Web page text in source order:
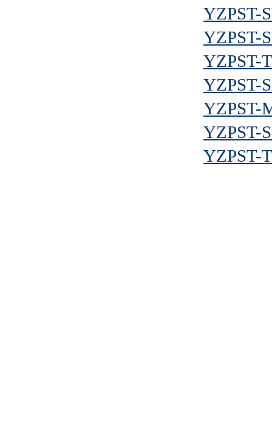
YZPST-
YZPST-
YZPST-
YZPST-
YZPST-
YZPST-
YZPST-